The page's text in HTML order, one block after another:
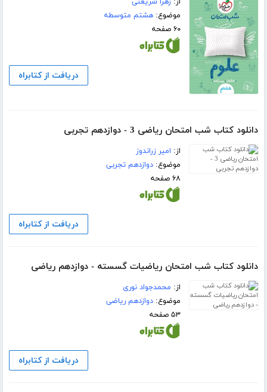
موضوع:هشتم متوسطه
۶۰ صفحه
دریافت از کتابراه
دانلود کتاب شب امتحان ریاضی 3 - دوازدهم تجربی
از: امیر زراندوز
موضوع:دوازدهم تجربی
۶۸ صفحه
دریافت از کتابراه
دانلود کتاب شب امتحان ریاضیات گسسته - دوازدهم ریاضی
از: محمدجواد نوری
موضوع:دوازدهم ریاضی
۵۳ صفحه
دریافت از کتابراه